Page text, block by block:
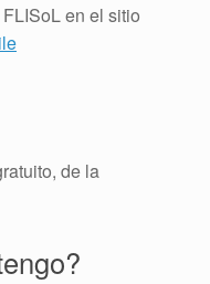
en el sitio
de la